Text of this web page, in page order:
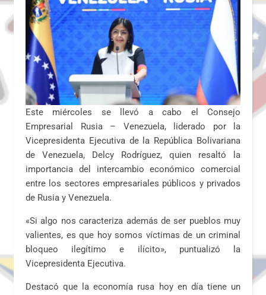
Este miércoles se llevó a cabo el Consejo
Empresarial Rusia – Venezuela, liderado por la
Vicepresidenta Ejecutiva de la República Bolivariana
de Venezuela, Delcy Rodríguez, quien resaltó la
importancia del intercambio económico comercial
entre los sectores empresariales públicos y privados
de Rusia y Venezuela.
«Si algo nos caracteriza además de ser pueblos muy
valientes, es que hoy somos víctimas de un criminal
bloqueo ilegítimo e ilícito», puntualizó la
Vicepresidenta Ejecutiva.
Destacó que la economía rusa hoy en día tiene un